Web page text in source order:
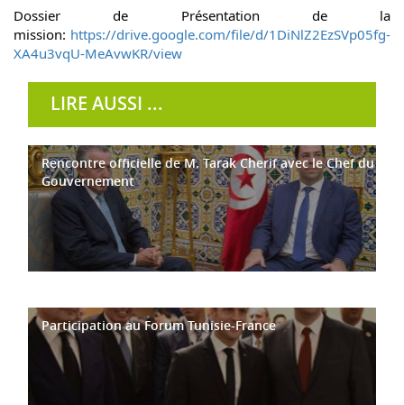
Dossier de Présentation de la
mission: https://drive.google.com/file/d/1DiNlZ2EzSVp05fg-
XA4u3vqU-MeAvwKR/view
LIRE AUSSI ...
Rencontre officielle de M. Tarak Cherif avec le Chef du
Gouvernement
Participation au Forum Tunisie-France